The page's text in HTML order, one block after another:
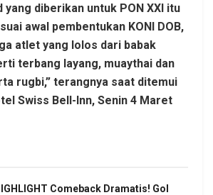
yang diberikan untuk PON XXI itu
awal pembentukan KONI DOB,
atlet yang lolos dari babak
terbang layang, muaythai dan
rugbi,” terangnya saat ditemui
Swiss Bell-Inn, Senin 4 Maret
Comeback Dramatis! Gol